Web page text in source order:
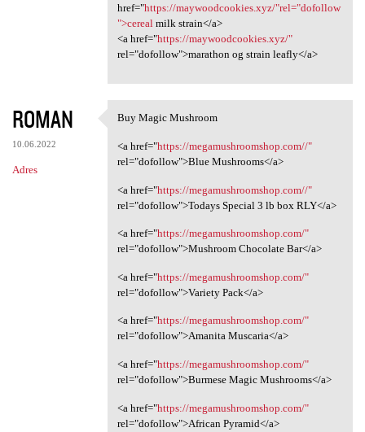
href="https://maywoodcookies.xyz/"rel="dofollow
">cereal milk strain</a>
<a href="https://maywoodcookies.xyz/"
rel="dofollow">marathon og strain leafly</a>
ROMAN
10.06.2022
Adres
Buy Magic Mushroom
Buy Magic Mushroom
<a href="https://megamushroomshop.com//"
rel="dofollow">Blue Mushrooms</a>
<a href="https://megamushroomshop.com//"
rel="dofollow">Todays Special 3 lb box RLY</a>
<a href="https://megamushroomshop.com/"
rel="dofollow">Mushroom Chocolate Bar</a>
<a href="https://megamushroomshop.com/"
rel="dofollow">Variety Pack</a>
<a href="https://megamushroomshop.com/"
rel="dofollow">Amanita Muscaria</a>
<a href="https://megamushroomshop.com/"
rel="dofollow">Burmese Magic Mushrooms</a>
<a href="https://megamushroomshop.com/"
rel="dofollow">African Pyramid</a>